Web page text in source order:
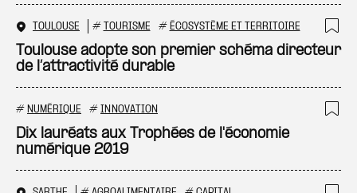
TOULOUSE # TOURISME # ÉCOSYSTÈME ET TERRITOIRE
Toulouse adopte son premier schéma directeur
de l’attractivité durable
# NUMÉRIQUE # INNOVATION
Dix lauréats aux Trophées de l'économie
numérique 2019